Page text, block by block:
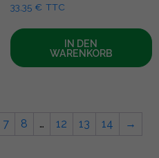
33,35 € TTC
IN DEN
WARENKORB
7 8 … 12 13 14 →